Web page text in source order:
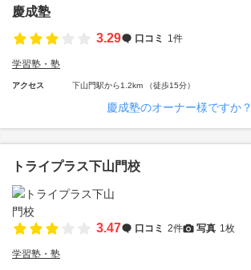
慶成塾
3.29
口コミ 1件
学習塾・塾
アクセス 下山門駅から1.2km （徒歩15分）
慶成塾のオーナー様ですか？
トライプラス下山門校
3.47 口コミ 2件 写真 1枚
学習塾・塾